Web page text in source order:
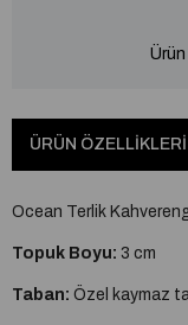
Ürün
ÜRÜN ÖZELLIKLERI
Ocean Terlik
Topuk Boyu: 3 cm
Taban: Özel kaymaz